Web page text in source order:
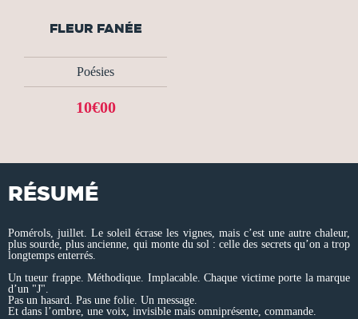
FLEUR FANÉE
Poésies
10€00
RÉSUMÉ
Pomérols, juillet. Le soleil écrase les vignes, mais c’est une autre chaleur,
plus sourde, plus ancienne, qui monte du sol : celle des secrets qu’on a trop
longtemps enterrés.
Un tueur frappe. Méthodique. Implacable. Chaque victime porte la marque
d’un "J".
Pas un hasard. Pas une folie. Un message.
Et dans l’ombre, une voix, invisible mais omniprésente, commande.